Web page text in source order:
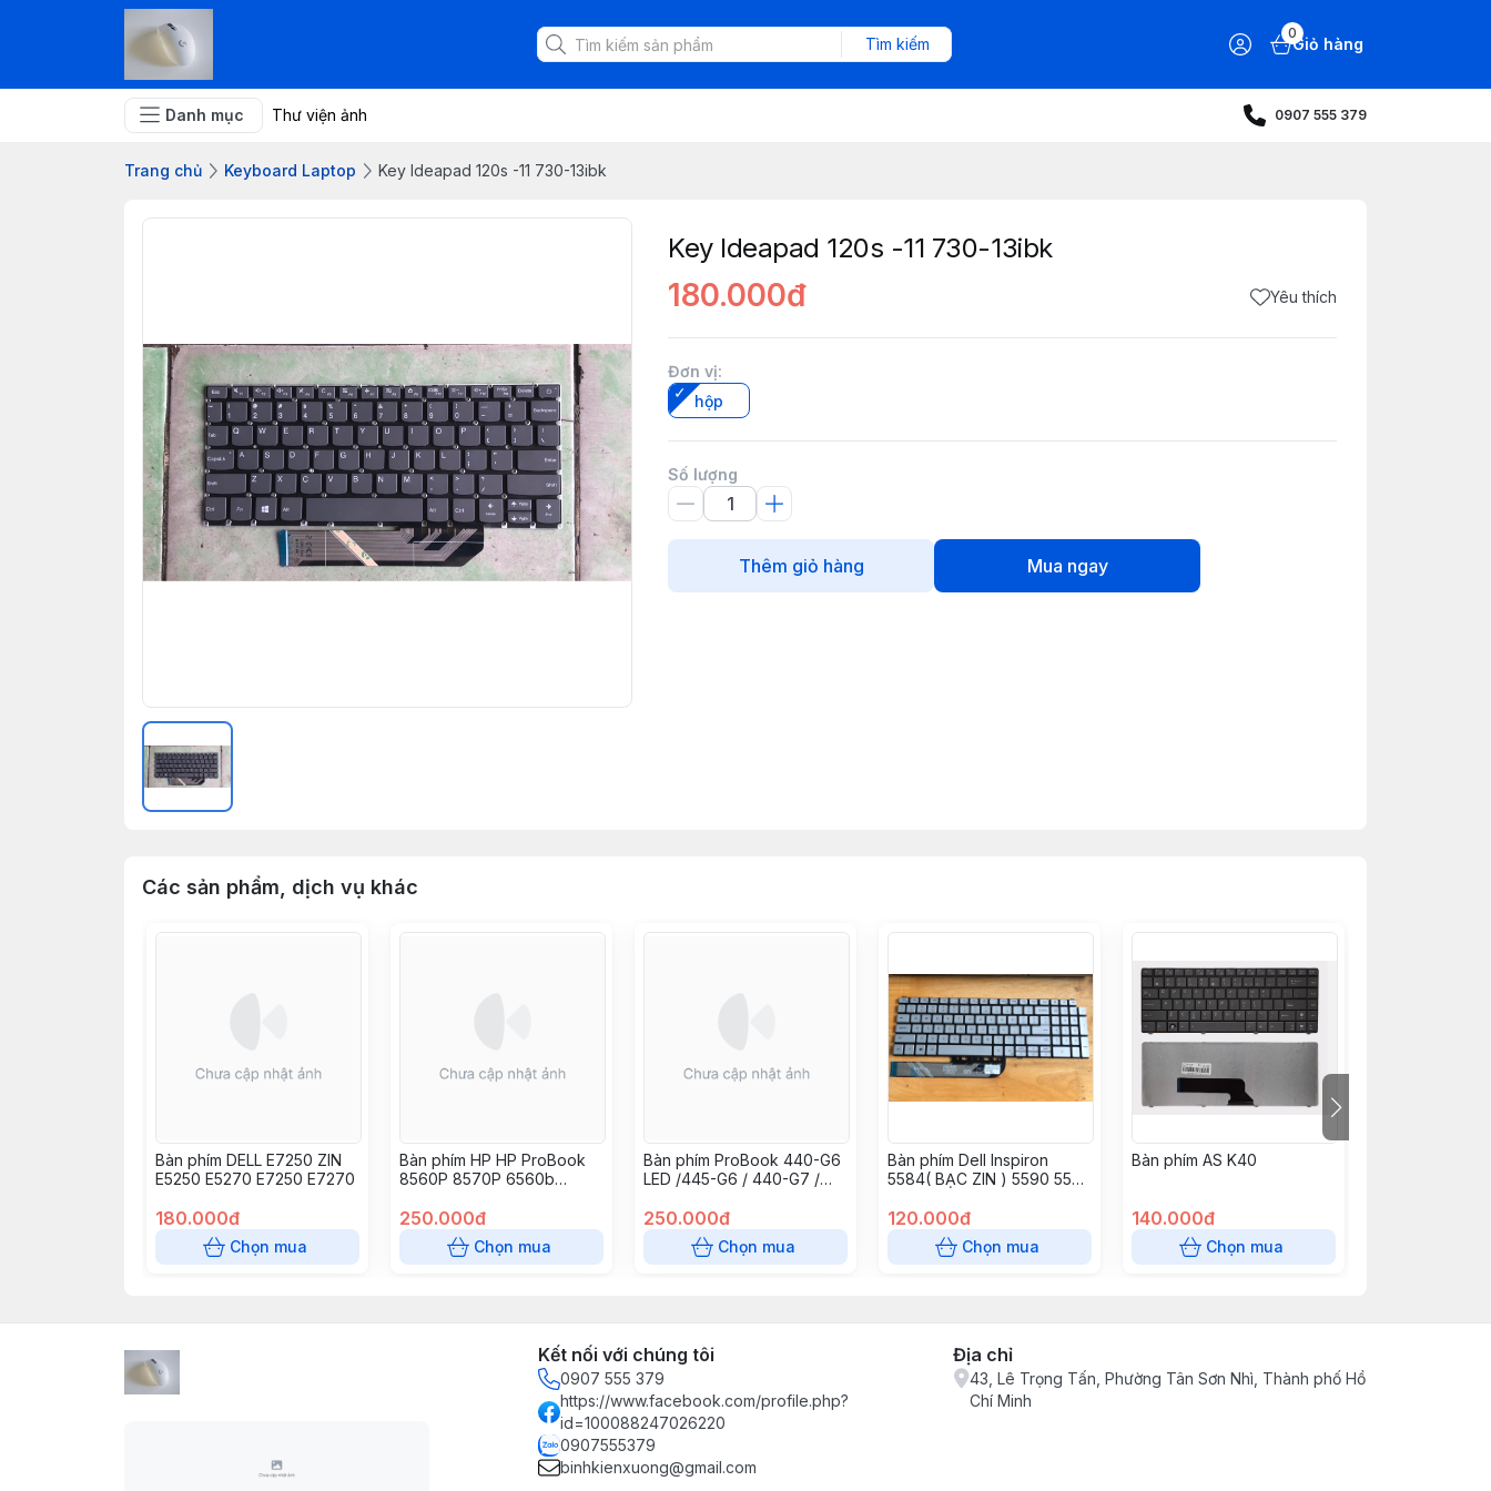
Tìm kiếm
0
Giỏ hàng
Danh mục Thư viện ảnh 0907 555 379
Trang chủ Keyboard Laptop Key Ideapad 120s -11 730-13ibk
Key Ideapad 120s -11 730-13ibk
180.000đ Yêu thích
Đơn vị:
hộp
Số lượng
Thêm giỏ hàng Mua ngay
Các sản phẩm, dịch vụ khác
Bàn phím DELL E7250 ZIN
E5250 E5270 E7250 E7270
180.000đ
Chọn mua
Bàn phím HP HP ProBook
8560P 8570P 6560b
250.000đ
Chọn mua
Bàn phím ProBook 440-G6
LED /445-G6 / 440-G7 /
250.000đ
Chọn mua
Bàn phím Dell Inspiron
5584( BẠC ZIN ) 5590 5593
P97F 7501 7591 7706/7791
120.000đ
Chọn mua
Bàn phím AS K40
140.000đ
Chọn mua
Kết nối với chúng tôi
0907 555 379
https://www.facebook.com/profile.php?
id=100088247026220
0907555379
binhkienxuong@gmail.com
Địa chỉ
43, Lê Trọng Tấn, Phường Tân Sơn Nhì, Thành phố Hồ
Chí Minh